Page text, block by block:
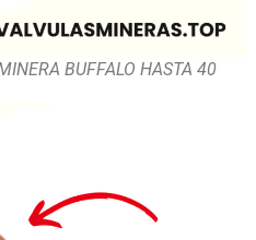
BUFFALO HASTA 40